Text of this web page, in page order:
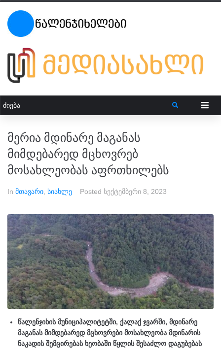
მერია მდინარე მაგანას
მიმდებარედ მცხოვრებ
მოსახლეობას აფრთხილებს
In მთავარი სიახლე Posted სექტემბერი 8, 2023
წალენჯიხის მუნიციპალიტეტში, ქალაქ ჯვარში, მდინარე
მაგანას მიმდებარედ მცხოვრები მოსახლეობა მდინარის
ნაკადის შემცირებას ხეობაში წყლის შესაძლო დაგუბებას